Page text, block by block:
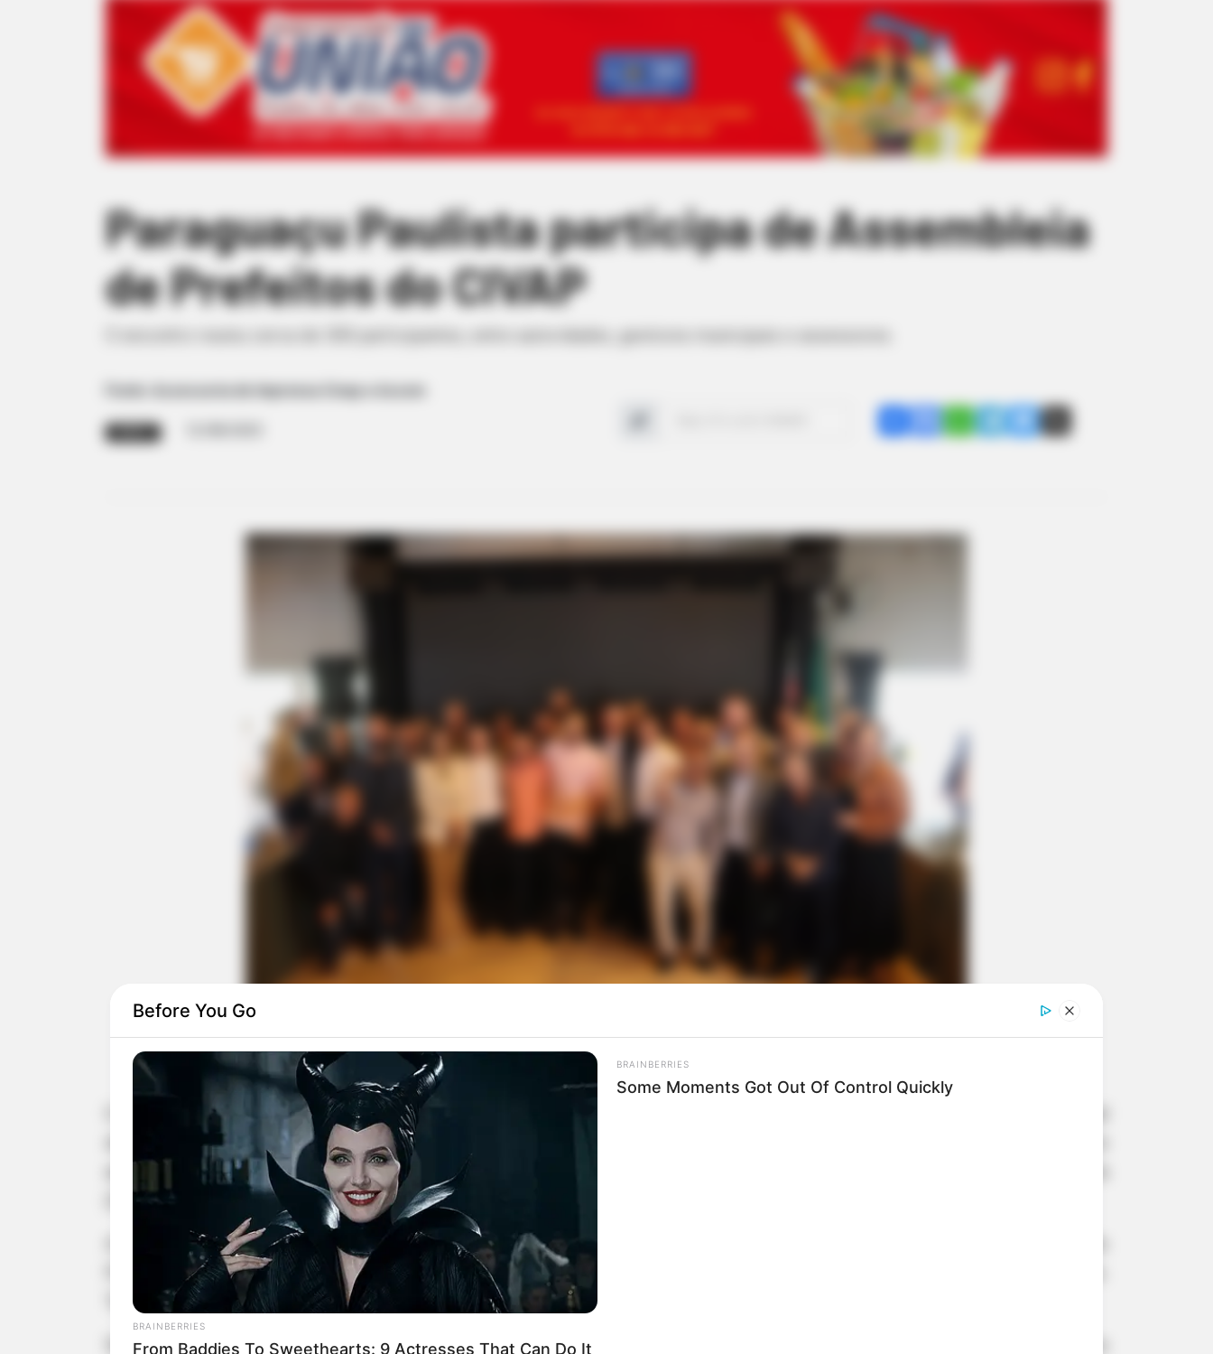
Paraguaçu Paulista participa de Assembleia
de Prefeitos do CIVAP
ShareFacebookWhatsAppTelegramMessenger
X
O prefeito de Paraguaçu Paulista, Antian Sasada, participou da Assembleia de Prefeitos do CIVAP (Consórcio Intermunicipal
do Vale do Paranapanema), realizada no Balneário de Rancharia. O encontro reuniu cerca de 300 participantes, entre
autoridades, gestores municipais e assessores, e contou com a presença de três secretários estaduais: Marcos da Costa
(Direitos da Pessoa com Deficiência), Eleuses Paiva (Saúde) e Gilberto Kassab (Governo e Relações Institucionais).
A pauta incluiu a apreciação da proposta orçamentária para 2026, o lançamento do programa Regionaliza CIVAP, o anúncio do
Prêmio CIVAP Cidades Excelentes e a análise da entrada dos municípios de Avaré e Presidente Venceslau no consórcio.
Também foram apresentadas inovações e soluções de empresas parceiras aos prefeitos e gestores.
Segundo o presidente do CIVAP, Luis Gustavo Mendes Moraes, eventos como este fortalecem a integração entre municípios
Before You Go
BRAINBERRIES
From Baddies To Sweethearts: 9 Actresses That Can Do It
BRAINBERRIES
Some Moments Got Out Of Control Quickly